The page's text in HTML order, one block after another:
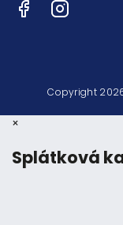
FacebookInstagram
Copyright
×
Splátková